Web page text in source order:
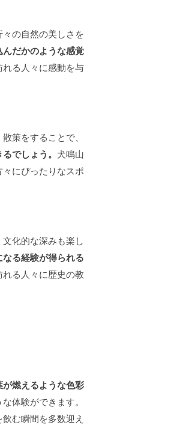
の自然の美しさを
だかのような感覚
る人々に感動を与
策をすることで、
でしょう。 犬鳴山
にぴったりなスポ
化的な深みも楽し
る経験が得られる
る人々に歴史の教
が燃えるような色彩
体験ができます。
む瞬間を多数迎え